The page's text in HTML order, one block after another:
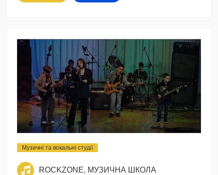
Музичні та вокальні студії
ROCKZONE, МУЗИЧНА ШКОЛА